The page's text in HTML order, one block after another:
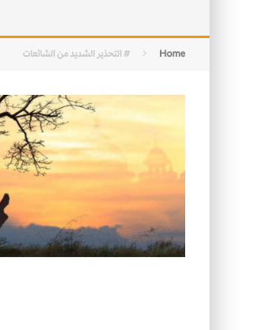
Home # التحذير الشديد من الشائعات